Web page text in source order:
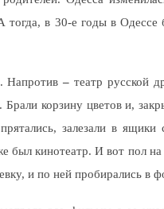
тогда, в 30-е годы в
Напротив– театр русской
корзину цветов и,
залезали в
кинотеатр. И вот пол на
и по ней пробирались в